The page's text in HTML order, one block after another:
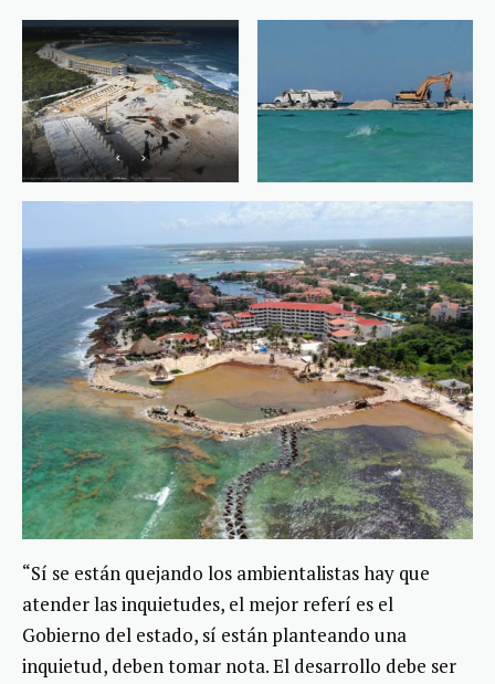
“Sí se están quejando los ambientalistas hay que
atender las inquietudes, el mejor referí es el
Gobierno del estado, sí están planteando una
inquietud, deben tomar nota. El desarrollo debe ser